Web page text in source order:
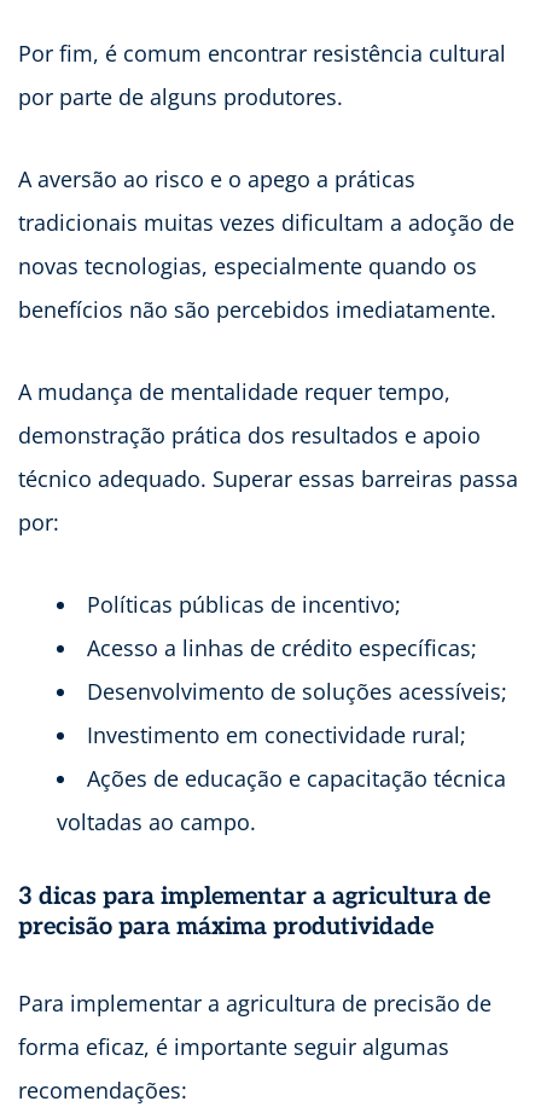
Por fim, é comum encontrar resistência cultural
por parte de alguns produtores.
A aversão ao risco e o apego a práticas
tradicionais muitas vezes dificultam a adoção de
novas tecnologias, especialmente quando os
benefícios não são percebidos imediatamente.
A mudança de mentalidade requer tempo,
demonstração prática dos resultados e apoio
técnico adequado. Superar essas barreiras passa
por:
Políticas públicas de incentivo;
Acesso a linhas de crédito específicas;
Desenvolvimento de soluções acessíveis;
Investimento em conectividade rural;
Ações de educação e capacitação técnica
voltadas ao campo.
3 dicas para implementar a agricultura de
precisão para máxima produtividade
Para implementar a agricultura de precisão de
forma eficaz, é importante seguir algumas
recomendações: